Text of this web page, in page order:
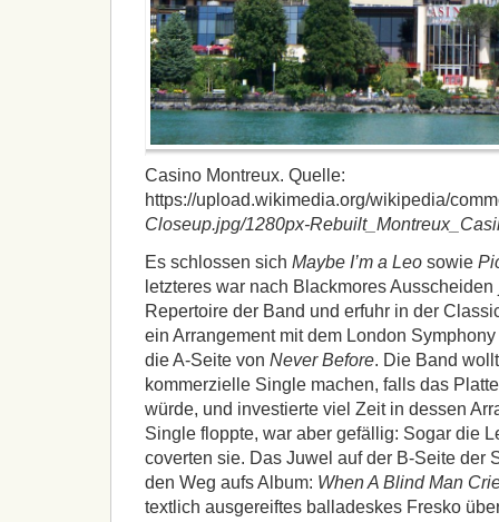
Casino Montreux. Quelle:
https://upload.wikimedia.org/wikipedia/
Closeup.jpg/1280px-
Es schlossen sich Maybe I’m a Leo sowie
letzteres war nach Blackmores
Repertoire der Band und erfuhr in der
ein Arrangement mit dem London
die A-Seite von Never Before. Die Band
kommerzielle Single machen, falls das
würde, und investierte viel Zeit in dessen
Single floppte, war aber gefällig: Sogar die
coverten sie. Das Juwel auf der B-Seite der
den Weg aufs Album: When A Blind Man
textlich ausgereiftes balladeskes Fresko